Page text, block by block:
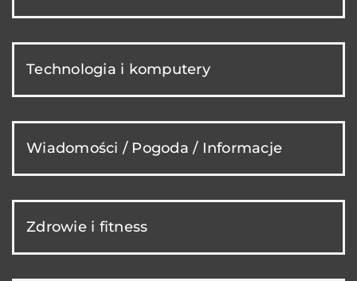
Technologia i komputery
Wiadomości / Pogoda / Informacje
Zdrowie i fitness